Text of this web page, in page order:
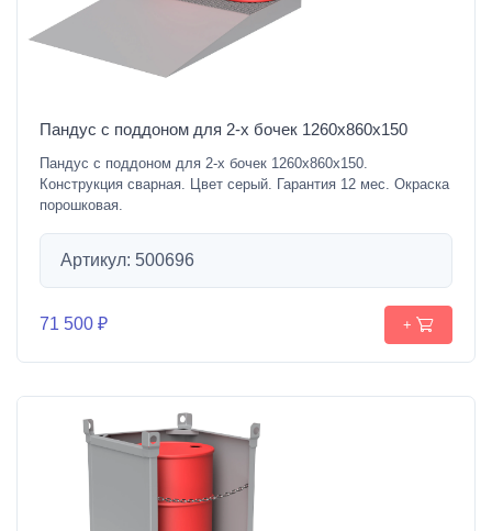
Пандус с поддоном для 2-х бочек 1260х860х150
Пандус с поддоном для 2-х бочек 1260х860х150.
Конструкция сварная. Цвет серый. Гарантия 12 мес. Окраска
порошковая.
Артикул: 500696
71 500 ₽ +